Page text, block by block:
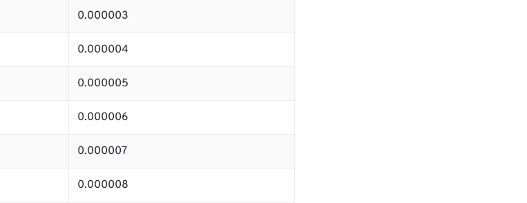
0.000003
0.000004
0.000005
0.000006
0.000007
0.000008